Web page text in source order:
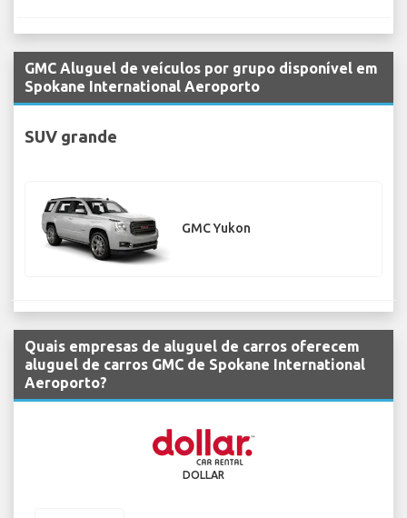
GMC Aluguel de veículos por grupo disponível em
Spokane International Aeroporto
SUV grande
GMC Yukon
Quais empresas de aluguel de carros oferecem
aluguel de carros GMC de Spokane International
Aeroporto?
DOLLAR